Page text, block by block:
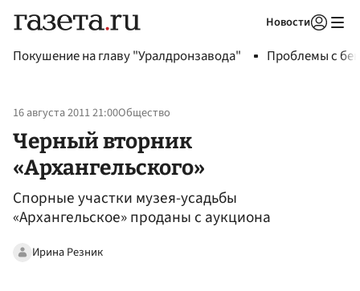
Новости
Покушение на главу "Уралдронзавода" Проблемы с
16 августа 2011 21:00Общество
Черный вторник
«Архангельского»
Спорные участки музея-усадьбы
«Архангельское» проданы с аукциона
Ирина Резник